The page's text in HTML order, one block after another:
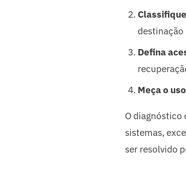
destinação
Defina
Meça o
O diagnóstico
sistemas,
ser resolvido